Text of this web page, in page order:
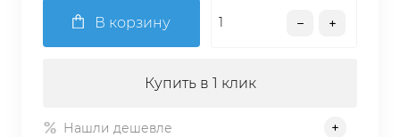
В корзину
Купить в 1 клик
Нашли дешевле